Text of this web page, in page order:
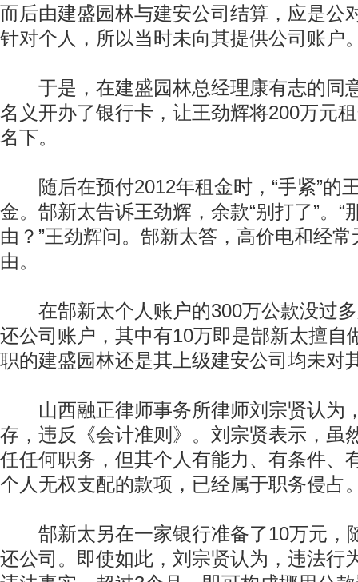
而后由建盛园林与建安公司结算，应是公
针对个人，所以当时未向其提供公司账户
于是，在建盛园林总经理康有志的同
名义开办了银行卡，让王劲辉将200万元
名下。
随后在预付2012年租金时，“手紧”的
金。郜新太告诉王劲辉，余款“别打了”。“
由？”王劲辉问。郜新太答，高价电和经
由。
在郜新太个人账户的300万公款没过多
还公司账户，其中有10万即是郜新太擅自
职的建盛园林还是其上级建安公司均未对
山西融正律师事务所律师刘宗贤认为
存，违反《会计准则》。刘宗贤表示，虽
任任何职务，但其个人有能力、有条件、
个人无权支配的款项，已经属于职务侵占
郜新太另在一家银行准备了10万元，
还公司。即使如此，刘宗贤认为，违法行